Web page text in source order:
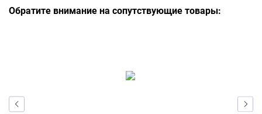
Обратите внимание на сопутствующие товары: